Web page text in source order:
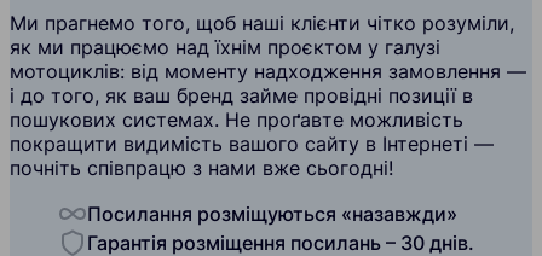
Ми прагнемо того, щоб наші клієнти чітко розуміли,
як ми працюємо над їхнім проєктом у галузі
мотоциклів: від моменту надходження замовлення —
і до того, як ваш бренд займе провідні позиції в
пошукових системах. Не проґавте можливість
покращити видимість вашого сайту в Інтернеті —
почніть співпрацю з нами вже сьогодні!
Посилання розміщуються «назавжди»
Гарантія розміщення посилань – 30 днів.